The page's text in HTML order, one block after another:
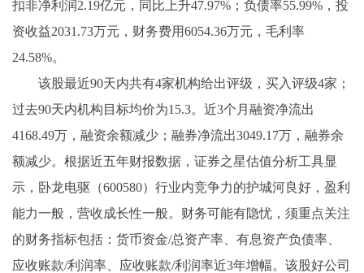
扣非净利润2.19亿元，同比上升47.97%；负债率55.99%，投
资收益2031.73万元，财务费用6054.36万元，毛利率
24.58%。
该股最近90天内共有4家机构给出评级，买入评级4家；
过去90天内机构目标均价为15.3。近3个月融资净流出
4168.49万，融资余额减少；融券净流出3049.17万，融券余
额减少。根据近五年财报数据，证券之星估值分析工具显
示，卧龙电驱（600580）行业内竞争力的护城河良好，盈利
能力一般，营收成长性一般。财务可能有隐忧，须重点关注
的财务指标包括：货币资金/总资产率、有息资产负债率、
应收账款/利润率、应收账款/利润率近3年增幅。该股好公司